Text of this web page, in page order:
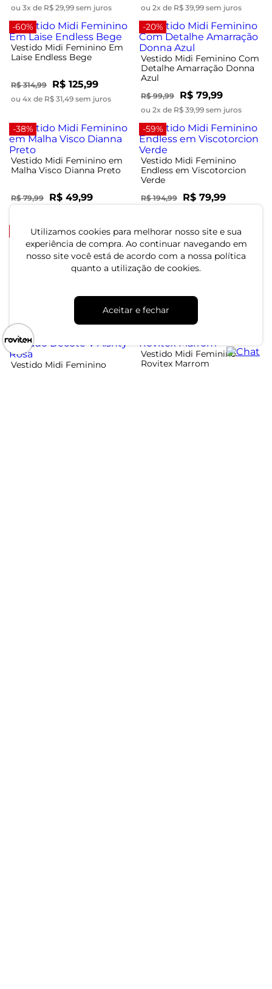
Utilizamos cookies para melhorar nosso site e sua
experiência de compra. Ao continuar navegando em
nosso site você está de acordo com a nossa política
quanto a utilização de cookies.
Aceitar e fechar
ou 3x de R$ 29,99 sem juros ou 2x de R$ 39,99 sem juros
-60%
Vestido Midi Feminino Em
Laise Endless Bege
R$ 314,99 R$ 125,99
ou 4x de R$ 31,49 sem juros
-20%
Vestido Midi Feminino Com
Detalhe Amarração Donna
Azul
R$ 99,99 R$ 79,99
ou 2x de R$ 39,99 sem juros
-38%
Vestido Midi Feminino em
Malha Visco Dianna Preto
R$ 79,99 R$ 49,99
-59%
Vestido Midi Feminino
Endless em Viscotorcion
Verde
R$ 194,99 R$ 79,99
-20%
Vestido Midi Feminino
Manga Única Donna Azul
ou 2x de R$ 39,99 sem juros
-50%
Vestido Midi Feminino
Plissado De Alça Dianna
R$ 59,99
ou 2x de R$ 29,99 sem juros
-25%
Vestido Midi Feminino
Vestido Midi Feminino
Rovitex Marrom